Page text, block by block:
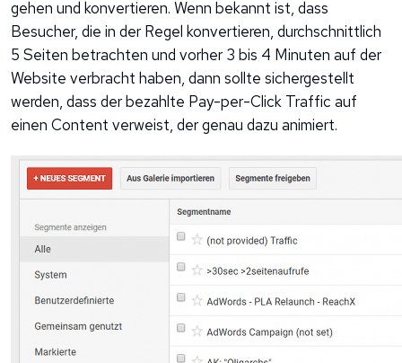
gehen und konvertieren. Wenn bekannt ist, dass
Besucher, die in der Regel konvertieren, durchschnittlich
5 Seiten betrachten und vorher 3 bis 4 Minuten auf der
Website verbracht haben, dann sollte sichergestellt
werden, dass der bezahlte Pay-per-Click Traffic auf
einen Content verweist, der genau dazu animiert.